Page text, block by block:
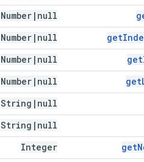
Number | null
get
Number | null
get
Number | null
get
Number | null
String | null
String | null
get
Integer